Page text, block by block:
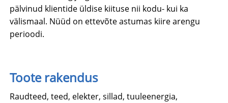
pälvinud klientide üldise kiituse nii kodu- kui ka
välismaal. Nüüd on ettevõte astumas kiire arengu
perioodi.
Toote rakendus
Raudteed, teed, elekter, sillad, tuuleenergia,